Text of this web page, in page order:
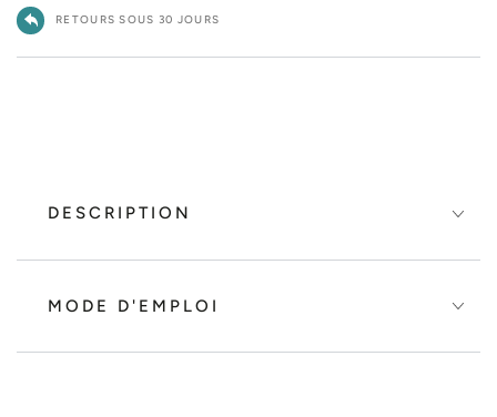
RETOURS SOUS 30 JOURS
DESCRIPTION
MODE D'EMPLOI